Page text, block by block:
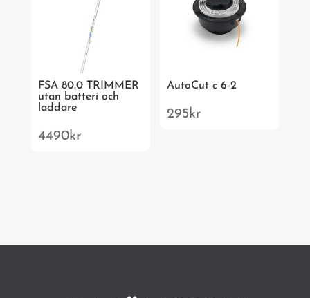
FSA 80.0 TRIMMER
utan batteri och
laddare
4490kr
AutoCut c 6-2
295kr